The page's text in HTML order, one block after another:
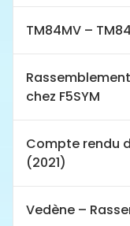
TM84MV –
chez F5SYM
Compte rendu
(2021)
Vedène –